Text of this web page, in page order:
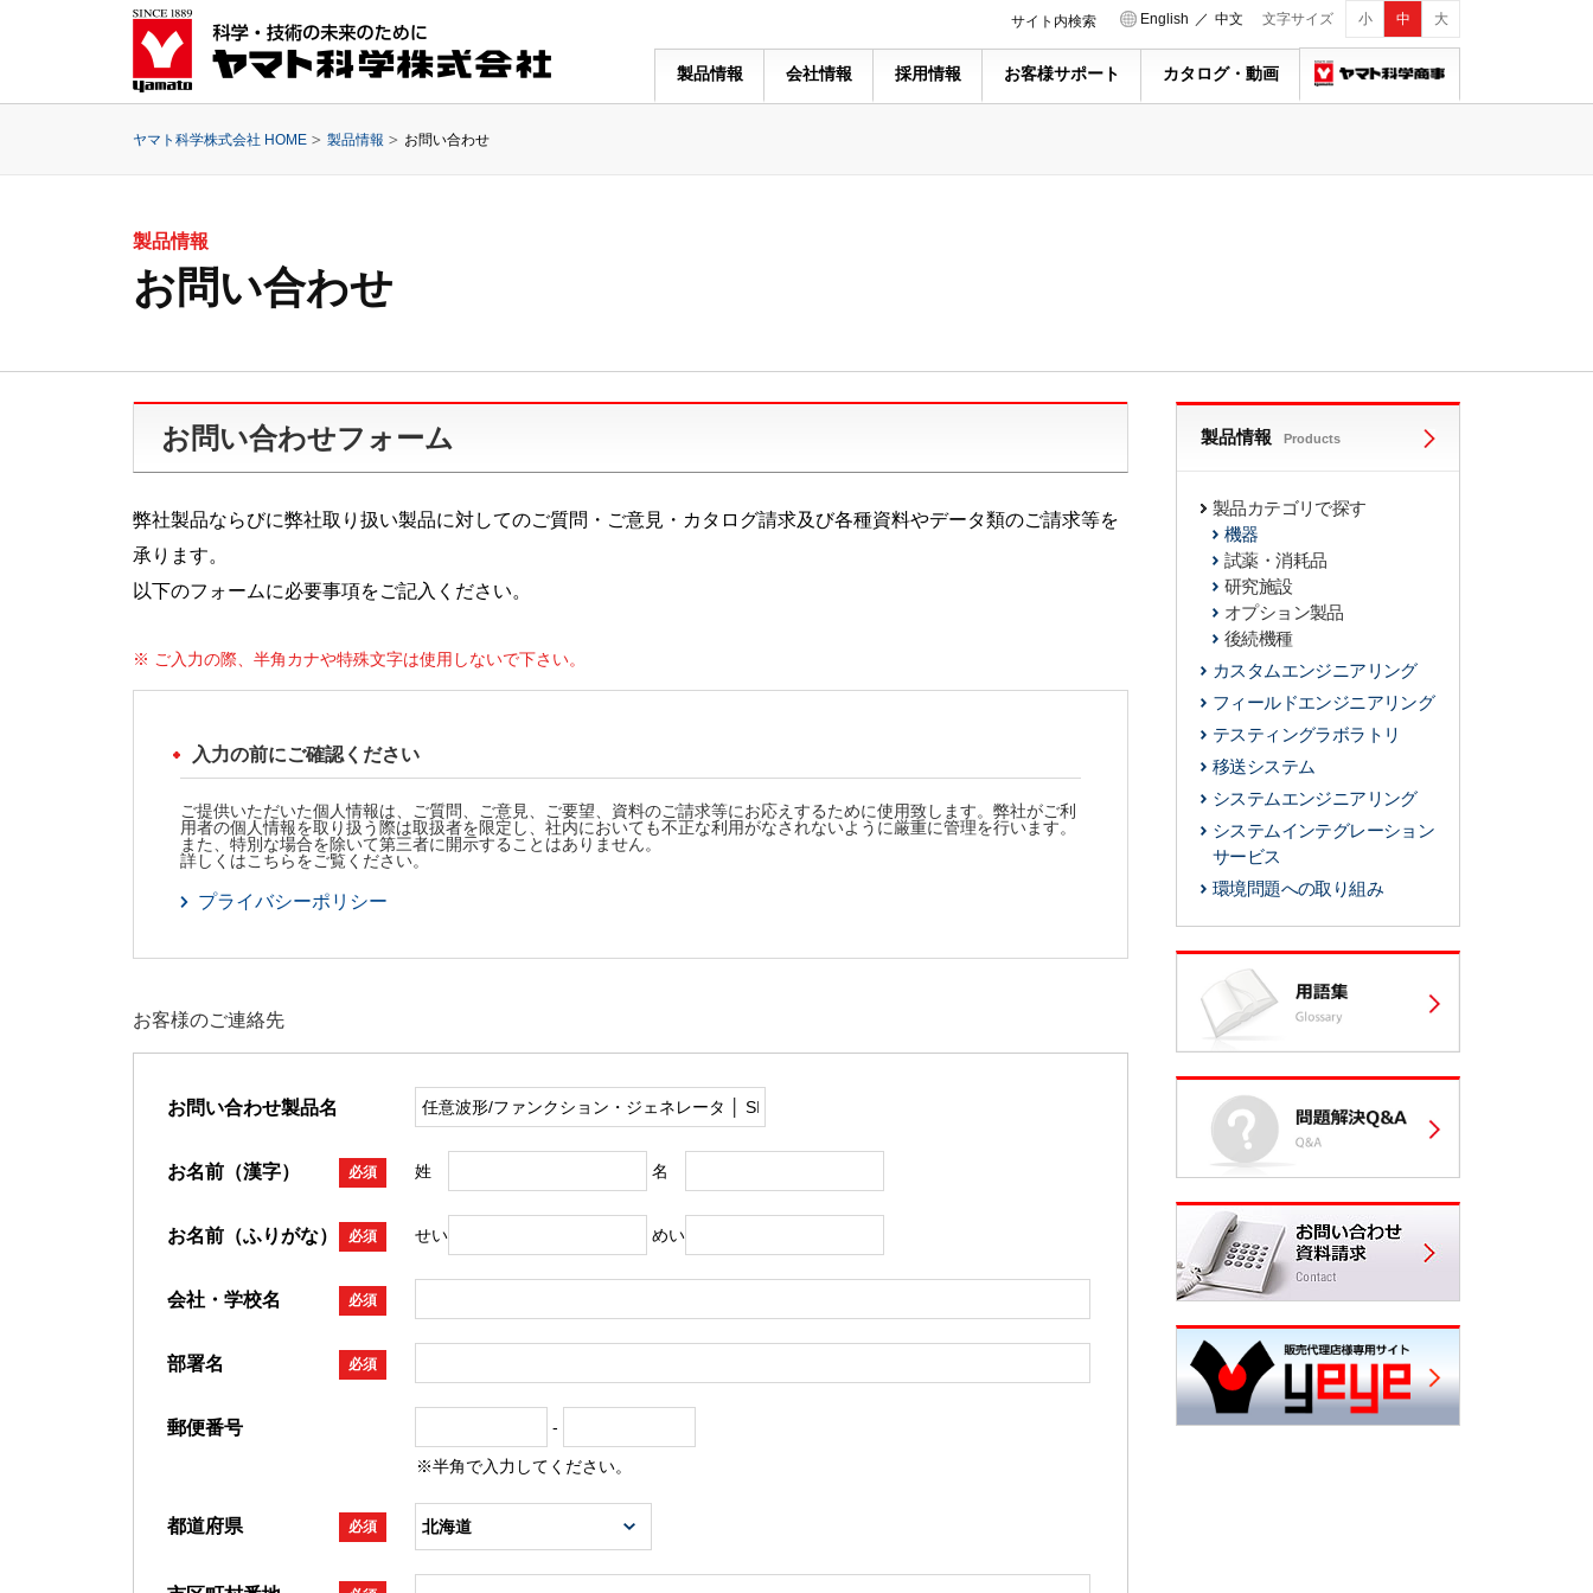
文字サイズ 小 中 大
English ／ 中文
サイト内検索
製品情報 会社情報 採用情報 お客様サポート カタログ・動画
ヤマト科学株式会社 HOME 製品情報 お問い合わせ
製品情報
お問い合わせ
お問い合わせフォーム
弊社製品ならびに弊社取り扱い製品に対してのご質問・ご意見・カタログ請求及び各種資料やデータ類のご請求等を
承ります。
以下のフォームに必要事項をご記入ください。
※ ご入力の際、半角カナや特殊文字は使用しないで下さい。
入力の前にご確認ください
ご提供いただいた個人情報は、ご質問、ご意見、ご要望、資料のご請求等にお応えするために使用致します。弊社がご利
用者の個人情報を取り扱う際は取扱者を限定し、社内においても不正な利用がなされないように厳重に管理を行います。
また、特別な場合を除いて第三者に開示することはありません。
詳しくはこちらをご覧ください。
プライバシーポリシー
お客様のご連絡先
お問い合わせ製品名
お名前（漢字） 必須 姓 名
お名前（ふりがな） 必須 せい めい
会社・学校名 必須
部署名 必須
郵便番号 -
※半角で入力してください。
都道府県 必須
製品情報 Products
製品カテゴリで探す
機器
試薬・消耗品
研究施設
オプション製品
後続機種
カスタムエンジニアリング
フィールドエンジニアリング
テスティングラボラトリ
移送システム
システムエンジニアリング
システムインテグレーション
サービス
環境問題への取り組み